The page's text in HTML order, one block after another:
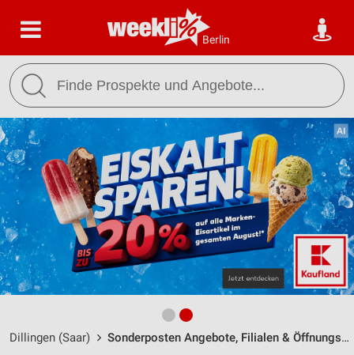
Berlin
Dillingen (Saar) Sonderposten Angebote, Filialen & Öffnungszeiten